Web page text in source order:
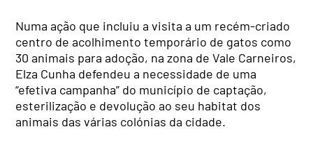
Numa ação que incluiu a visita a um recém-criado
centro de acolhimento temporário de gatos como
30 animais para adoção, na zona de Vale Carneiros,
Elza Cunha defendeu a necessidade de uma
“efetiva campanha” do município de captação,
esterilização e devolução ao seu habitat dos
animais das várias colónias da cidade.